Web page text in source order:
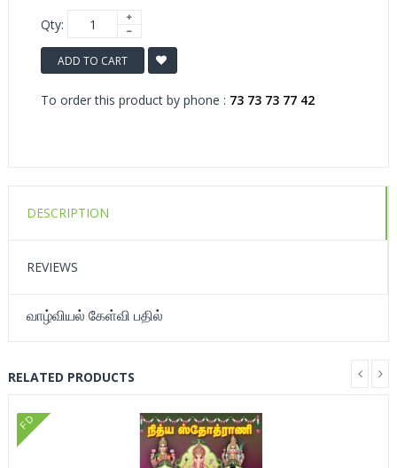
Qty:
ADD TO CART
To order this product by phone : 73 73 73 77 42
DESCRIPTION
REVIEWS
வாழ்வியல் கேள்வி பதில்
RELATED PRODUCTS
FD